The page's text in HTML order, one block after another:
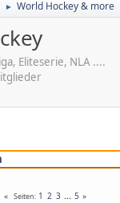
► World Hockey & more
Eliteserie, NLA ....
Seiten 1 2 3 ... 5